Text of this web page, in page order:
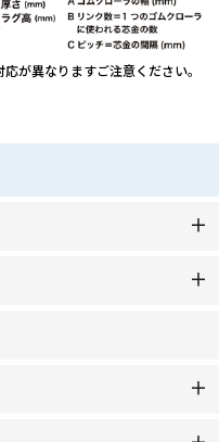
が異なりますご注意ください。